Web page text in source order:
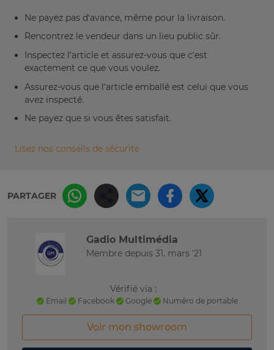
Ne payez pas d’avance, même pour la livraison.
Rencontrez le vendeur dans un lieu public sûr.
Inspectez l’article et assurez-vous que c’est
exactement ce que vous voulez.
Assurez-vous que l’article emballé est celui que vous
avez inspecté.
Ne payez que si vous êtes satisfait.
Lisez nos conseils de sécurité
PARTAGER
Gadio Multimédia
Membre depuis 31. mars '21
Vérifié via :
Email Facebook Google Numéro de portable
Voir mon showroom